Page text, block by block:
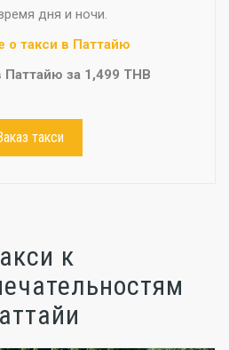
дня и ночи.
о такси в Паттайю
Паттайю за 1,499 THB
такси
к